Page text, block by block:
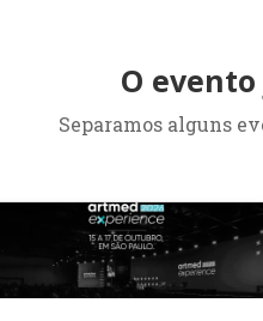
O
Separamos alguns